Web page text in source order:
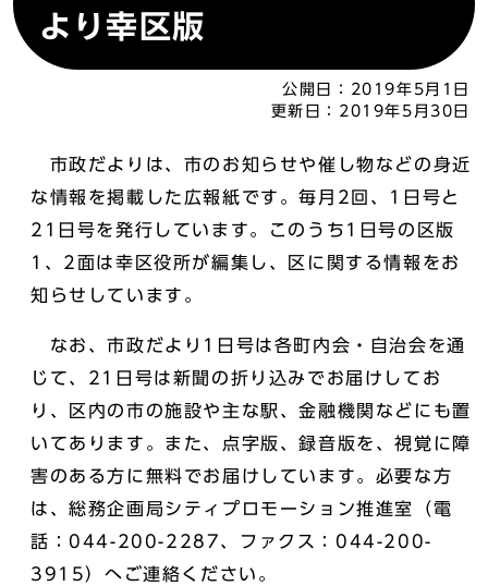
より幸区版
公開日：
2019年5月1日
更新日： 2019年5月30日
市政だよりは、市のお知らせや催し物などの身近
な情報を掲載した広報紙です。毎月2回、1日号と
21日号を発行しています。このうち1日号の区版
1、2面は幸区役所が編集し、区に関する情報をお
知らせしています。
なお、市政だより1日号は各町内会・自治会を通
じて、21日号は新聞の折り込みでお届けしてお
り、区内の市の施設や主な駅、金融機関などにも置
いてあります。また、点字版、録音版を、視覚に障
害のある方に無料でお届けしています。必要な方
は、総務企画局シティプロモーション推進室（電
話：044-200-2287、ファクス：044-200-
3915）へご連絡ください。